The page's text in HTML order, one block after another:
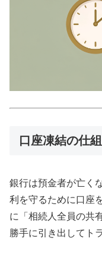
口座凍結の仕
銀行は預金者が亡く
利を守るために口座
に「相続人全員の共
勝手に引き出してト